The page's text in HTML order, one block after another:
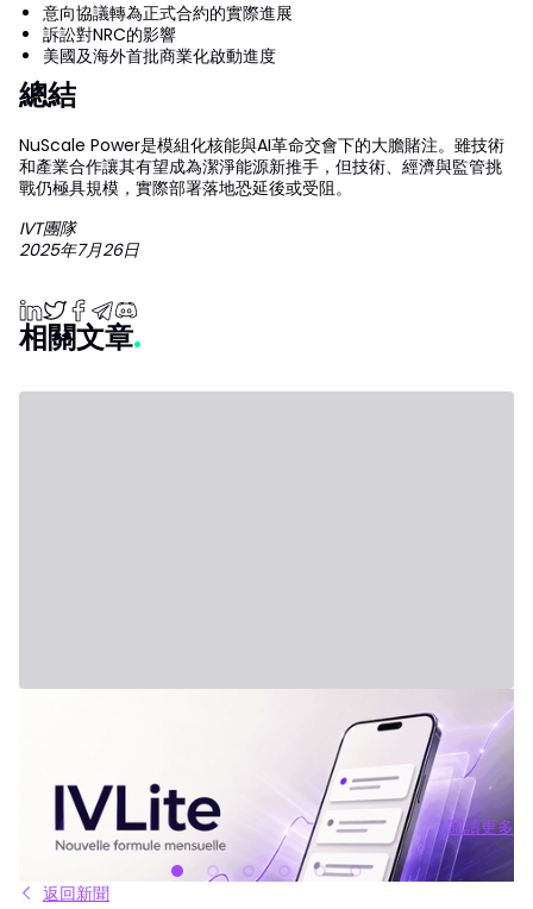
意向協議轉為正式合約的實際進展
訴訟對NRC的影響
美國及海外首批商業化啟動進度
總結
NuScale Power是模組化核能與AI革命交會下的大膽賭注。雖技術
和產業合作讓其有望成為潔淨能源新推手，但技術、經濟與監管挑
戰仍極具規模，實際部署落地恐延後或受阻。
IVT團隊
2025年7月26日
相關文章
IVLite：IVT 精華推播通知，每月僅需 29 歐元 簡明的投資方案、行
情簡報和回顧，直接傳送到你的手機和電腦，無其他額外內容。 問
題不是資訊不夠，而是太多。每天市場上有太多分析、互有矛盾的
觀點與訊號交錯。結果就是你不斷拖延，說「稍後再看」，最後只
能被動應對市場，而非主動掌握。 IVLite就是基於這種狀況誕生
的。單一簡單的方案，每月 29 歐元，只給你最重要的內容：IVT 精
華推播。 IVLite 究竟是什麼？ IVLite 就是獲得 IVT 推播通知的權
限。純粹內容，無多無少。 具體來說，你能在手機與電腦收到 IVT
閱讀更多
閱讀
返回新聞